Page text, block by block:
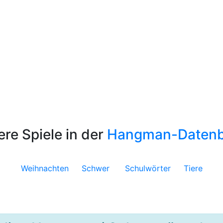
Spiele in der Hangman-
Weihnachten Schwer Schulwörter Tiere